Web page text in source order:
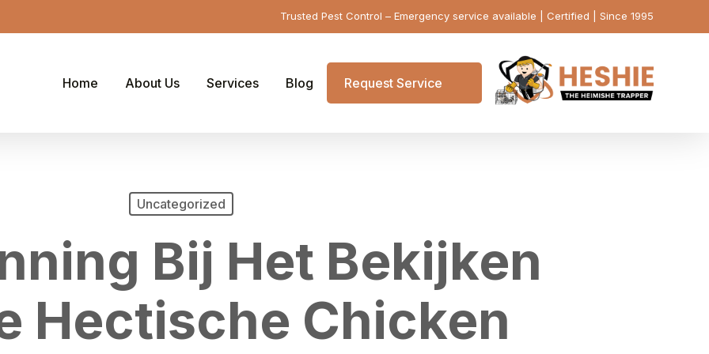
Trusted Pest Control – Emergency service available | Certified | Since 1995
Home About Us Services Blog Request Service
Uncategorized
Bij Het Bekijken
Hectische Chicken